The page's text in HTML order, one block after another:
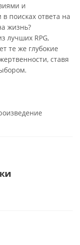
и
поисках ответа на
жизнь?
лучших RPG,
те же глубокие
ставя